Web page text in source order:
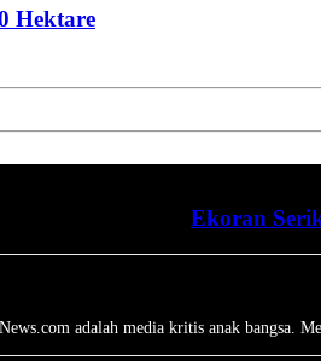
Hektare
Ekoran
adalah media kritis anak bangsa.